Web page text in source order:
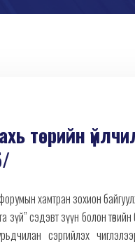
төрийн
хамтран зохион
сэдэвт зүүн болон
сэргийлэх